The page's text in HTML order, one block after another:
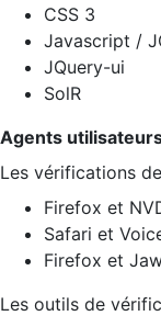
CSS 3
Javascript /
JQuery-ui
SolR
Agents
Les vérifications
Firefox et
Safari et
Firefox et
Les outils de